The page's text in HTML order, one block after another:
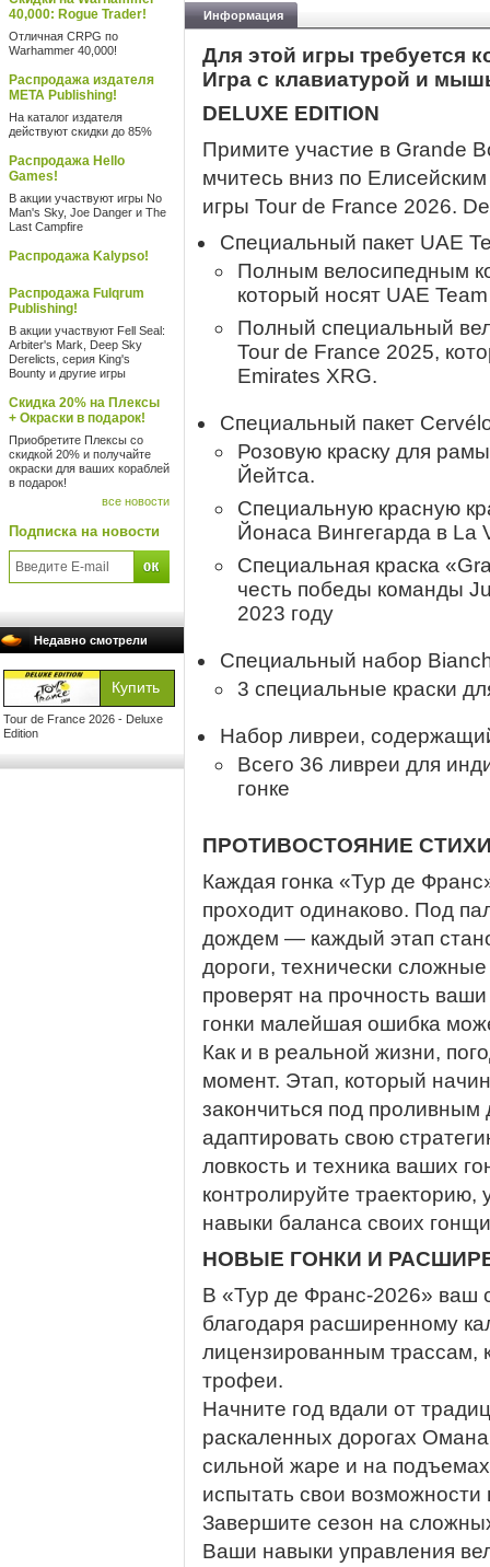
40,000: Rogue Trader!
Отличная CRPG по
Warhammer 40,000!
Распродажа издателя
META Publishing!
На каталог издателя
действуют скидки до 85%
Распродажа Hello
Games!
В акции участвуют игры No
Man's Sky, Joe Danger и The
Last Campfire
Распродажа Kalypso!
Распродажа Fulqrum
Publishing!
В акции участвуют Fell Seal:
Arbiter's Mark, Deep Sky
Derelicts, серия King's
Bounty и другие игры
Скидка 20% на Плексы
+ Окраски в подарок!
Приобретите Плексы со
скидкой 20% и получайте
окраски для ваших кораблей
в подарок!
все новости
Подписка на новости
Недавно смотрели
Tour de France 2026 - Deluxe
Edition
Информация
Для этой игры требуется
Игра с клавиатурой и
DELUXE EDITION
Примите участие в Grande
мчитесь вниз по
игры Tour de France 2026.
Специальный пакет UAE
Полным велосипедным
который носят UAE
Полный специальный
Tour de France 2025,
Emirates XRG.
Специальный пакет
Розовую краску для
Йейтса.
Специальную красную
Йонаса Вингегарда в La
Специальная краска
честь победы команды
2023 году
Специальный набор
3 специальные краски
Набор ливреи,
Всего 36 ливреи для
гонке
ПРОТИВОСТОЯНИЕ
Каждая гонка «Тур де
проходит одинаково. Под
дождем — каждый этап
дороги, технически
проверят на прочность
гонки малейшая ошибка
Как и в реальной жизни,
момент. Этап, который
закончиться под проливным
адаптировать свою
ловкость и техника ваших
контролируйте траекторию,
навыки баланса своих
НОВЫЕ ГОНКИ И
В «Тур де Франс-2026» ваш
благодаря расширенному
лицензированным трассам,
трофеи.
Начните год вдали от
раскаленных дорогах
сильной жаре и на
испытать свои
Завершите сезон на
Ваши навыки управления